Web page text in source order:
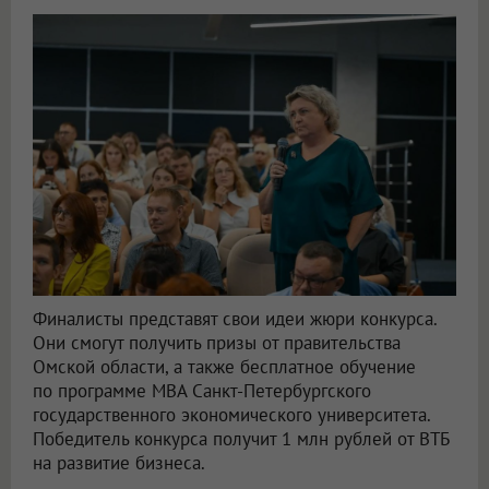
Финалисты представят свои идеи жюри конкурса.
Они смогут получить призы от правительства
Омской области, а также бесплатное обучение
по программе MBA Санкт-Петербургского
государственного экономического университета.
Победитель конкурса получит 1 млн рублей от ВТБ
на развитие бизнеса.